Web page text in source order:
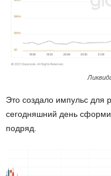
Это создало импульс для
сегодняшний день
подряд.